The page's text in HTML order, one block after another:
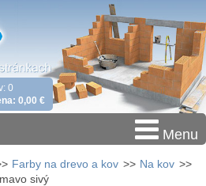
0
0,00 €
Menu
Farby na drevo a kov >> Na kov >>
sivý